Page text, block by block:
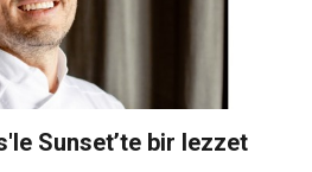
Sunset’te bir lezzet